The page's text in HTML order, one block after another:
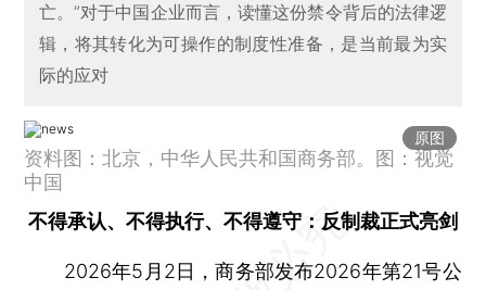
亡。”对于中国企业而言，读懂这份禁令背后的法律逻
辑，将其转化为可操作的制度性准备，是当前最为实
际的应对
原图
资料图：北京，中华人民共和国商务部。图：视觉
中国
不得承认、不得执行、不得遵守：反制裁正式亮剑
2026年5月2日，商务部发布2026年第21号公